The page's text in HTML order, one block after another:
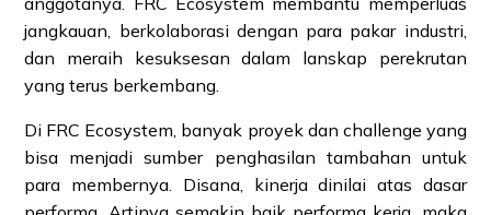
jangkauan, berkolaborasi dengan para pakar industri,
dan meraih kesuksesan dalam lanskap perekrutan
yang terus berkembang.
Di FRC Ecosystem, banyak proyek dan challenge yang
bisa menjadi sumber penghasilan tambahan untuk
para membernya. Disana, kinerja dinilai atas dasar